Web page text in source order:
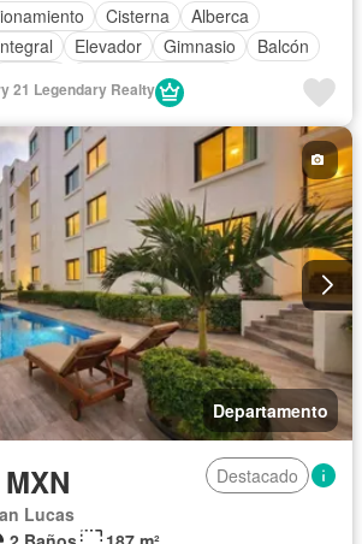
Cisterna
Alberca
Elevador Gimnasio
Balcón
Aire acondicionado
Caseta de vigilancia
21 Legendary Realty
Departamento
Destacado
Lucas